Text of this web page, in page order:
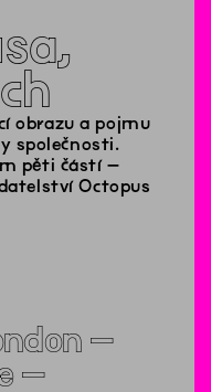
obrazu a pojmu
společnosti.
pěti částí –
Octopus
–
–